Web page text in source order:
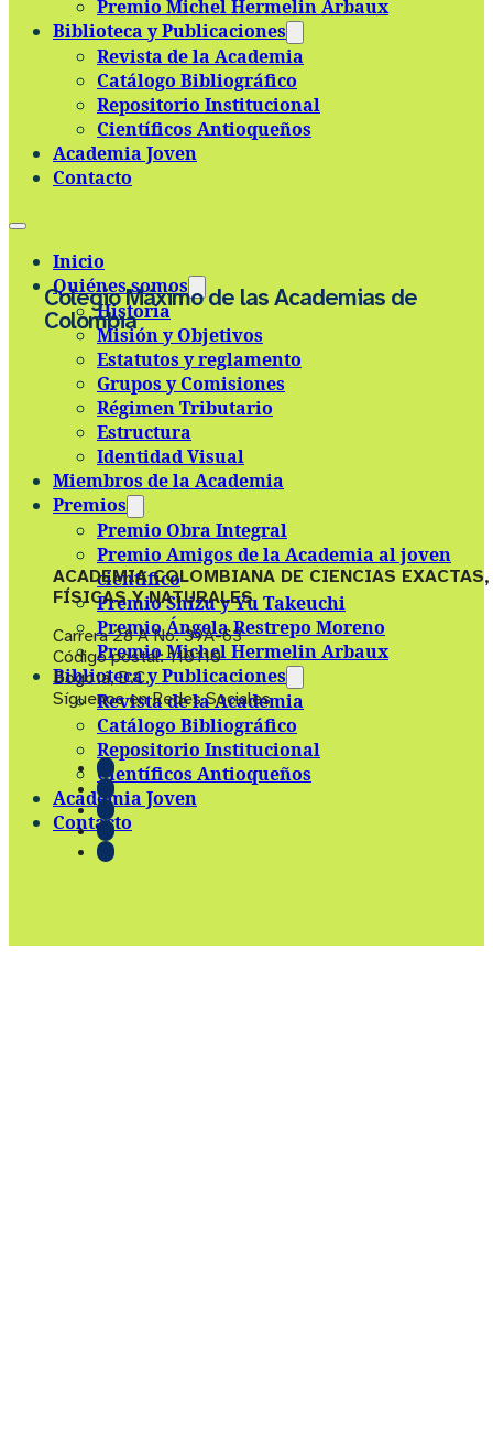
Skip to main contentSkip to footer
Premio Michel Hermelin Arbaux
Biblioteca y Publicaciones
Revista de la Academia
Catálogo Bibliográfico
Repositorio Institucional
Científicos Antioqueños
Academia Joven
Contacto
Inicio
Quiénes somos
Historia
Misión y Objetivos
Estatutos y reglamento
Grupos y Comisiones
Régimen Tributario
Estructura
Identidad Visual
Miembros de la Academia
Premios
Premio Obra Integral
Premio Amigos de la Academia al joven
científico
Premio Shizu y Yu Takeuchi
Premio Ángela Restrepo Moreno
Premio Michel Hermelin Arbaux
Biblioteca y Publicaciones
Revista de la Academia
Catálogo Bibliográfico
Repositorio Institucional
Científicos Antioqueños
Academia Joven
Contacto
Colegio Máximo de las Academias de
Colombia
ACADEMIA COLOMBIANA DE CIENCIAS EXACTAS,
FÍSICAS Y NATURALES
Carrera 28 A No. 39A-63
Código postal: 110110
Bogotá, D.C.
Síguenos en Redes Sociales